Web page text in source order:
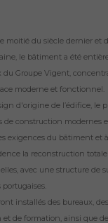
moitié du siècle dernier et
le bâtiment a été
du Groupe Vigent,
moderne et fonctionnel.
d'origine de l’édifice, le
de construction modernes
exigences du bâtiment et
la reconstruction
avec une structure de
installés des bureaux,
de formation, ainsi que